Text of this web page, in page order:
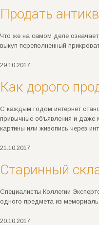
Продать
Что же на самом деле
выкуп переполненный
29.10.2017
Как дорого
С каждым годом интернет
привычные объявления и даже
картины или живопись через
21.10.2017
Старинный
Специалисты Коллегии
одного предмета из
20.10.2017